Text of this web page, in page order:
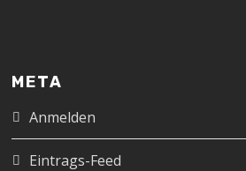
META
Anmelden
Eintrags-Feed